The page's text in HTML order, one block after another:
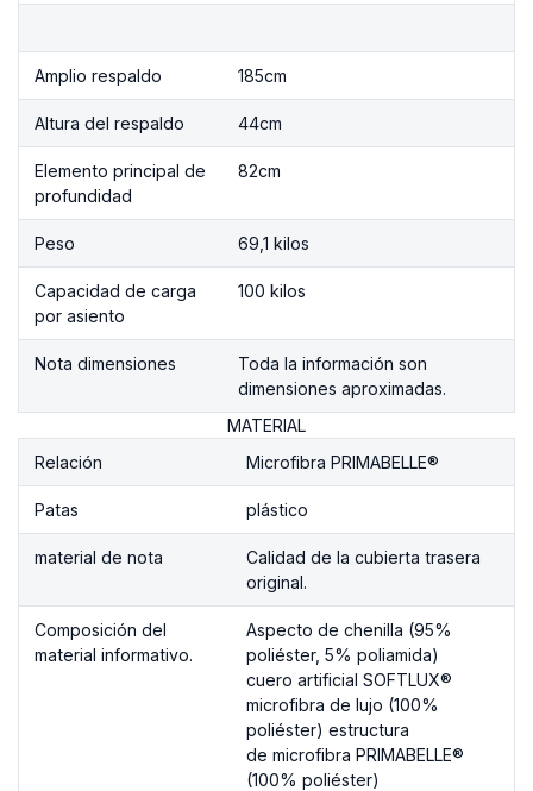
Amplio respaldo 185cm
Altura del respaldo 44cm
Elemento principal de
profundidad
82cm
Peso 69,1 kilos
Capacidad de carga
por asiento
100 kilos
Nota dimensiones
Toda la información son
dimensiones aproximadas.
MATERIAL
Relación
Microfibra PRIMABELLE®
Patas plástico
material de nota
Calidad de la cubierta trasera
original.
Composición del
material informativo.
Aspecto de chenilla (95%
poliéster, 5% poliamida)
cuero artificial SOFTLUX®
microfibra de lujo (100%
poliéster) estructura
de microfibra PRIMABELLE®
(100% poliéster)